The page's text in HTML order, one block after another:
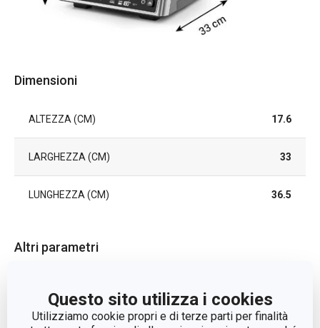
Questo sito utilizza i cookies
Utilizziamo cookie propri e di terze parti per finalità
Dimensioni
ALTEZZA (CM) 17.6
LARGHEZZA (CM) 33
LUNGHEZZA (CM) 36.5
Altri parametri
INGRESSO ALIMENTAZIONE